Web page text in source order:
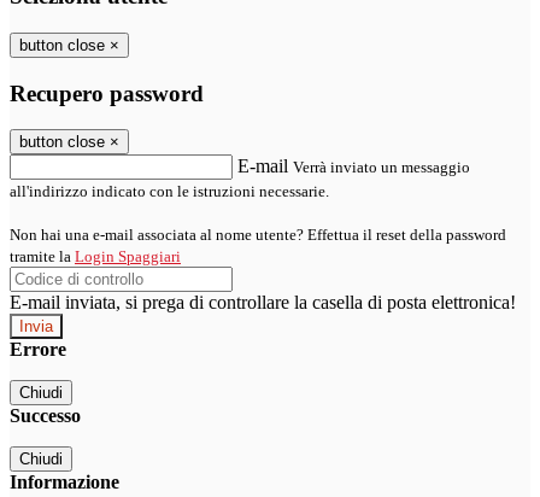
button close ×
Recupero password
button close ×
E-mail Verrà inviato un messaggio
all'indirizzo indicato con le istruzioni necessarie.
Non hai una e-mail associata al nome utente? Effettua il reset della password
tramite la Login Spaggiari
E-mail inviata, si prega di controllare la casella di posta elettronica!
Errore
Chiudi
Successo
Chiudi
Informazione